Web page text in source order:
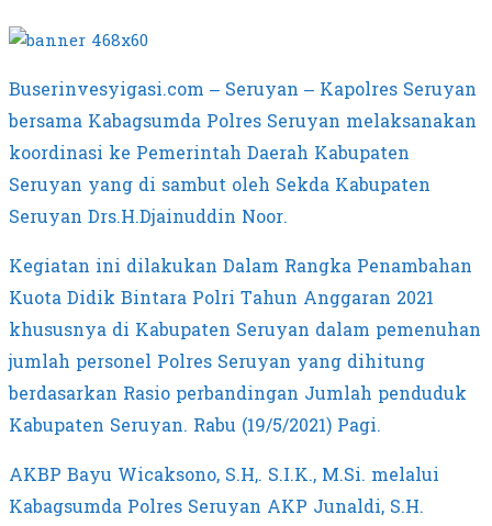
Buserinvesyigasi.com – Seruyan – Kapolres Seruyan
bersama Kabagsumda Polres Seruyan melaksanakan
koordinasi ke Pemerintah Daerah Kabupaten
Seruyan yang di sambut oleh Sekda Kabupaten
Seruyan Drs.H.Djainuddin Noor.
Kegiatan ini dilakukan Dalam Rangka Penambahan
Kuota Didik Bintara Polri Tahun Anggaran 2021
khususnya di Kabupaten Seruyan dalam pemenuhan
jumlah personel Polres Seruyan yang dihitung
berdasarkan Rasio perbandingan Jumlah penduduk
Kabupaten Seruyan. Rabu (19/5/2021) Pagi.
AKBP Bayu Wicaksono, S.H,. S.I.K., M.Si. melalui
Kabagsumda Polres Seruyan AKP Junaldi, S.H.